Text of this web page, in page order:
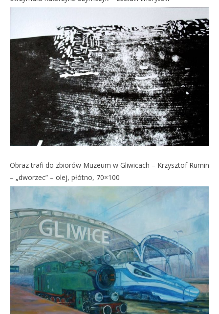
Obraz trafi do zbiorów Muzeum w Gliwicach – Krzysztof Rumin
– „dworzec” – olej, płótno, 70×100